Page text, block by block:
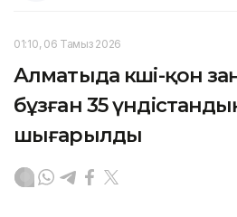
01:10, 06 Тамыз 2026
Алматыда көші-қон
бұзған 35
шығарылды